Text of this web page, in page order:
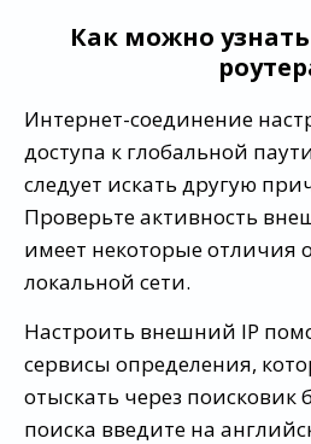
Как можно
Интернет-соединение
доступа к глобальной
следует искать другую
Проверьте активность
имеет некоторые отличия
локальной сети.
Настроить внешний IP
сервисы определения,
отыскать через поисковик
поиска введите на